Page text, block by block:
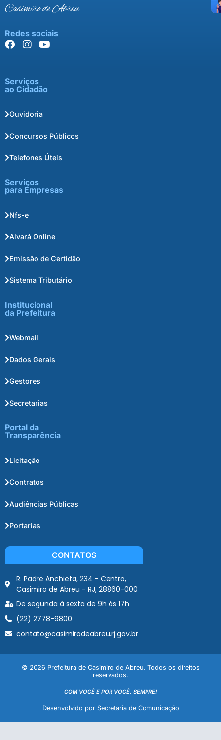
Casimiro de Abreu
Redes sociais
Serviços
ao Cidadão
Ouvidoria
Concursos Públicos
Telefones Úteis
Serviços
para Empresas
Nfs-e
Alvará Online
Emissão de Certidão
Sistema Tributário
Institucional
da Prefeitura
Webmail
Dados Gerais
Gestores
Secretarias
Portal da
Transparência
Licitação
Contratos
Audiências Públicas
Portarias
CONTATOS
R. Padre Anchieta, 234 - Centro,
Casimiro de Abreu - RJ, 28860-000
De segunda à sexta de 9h às 17h
(22) 2778-9800
contato@casimirodeabreu.rj.gov.br
© 2026 Prefeitura de Casimiro de Abreu. Todos os direitos
reservados.
COM VOCÊ E POR VOCÊ, SEMPRE!
Desenvolvido por Secretaria de Comunicação